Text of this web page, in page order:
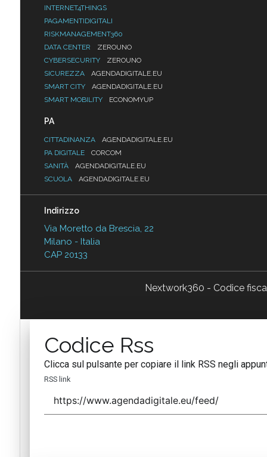
INTERNET4THINGS
PAGAMENTIDIGITALI
RISKMANAGEMENT360
DATA CENTER
ZEROUNO
CYBERSECURITY
ZEROUNO
SICUREZZA
AGENDADIGITALE.EU
SMART CITY
AGENDADIGITALE.EU
SMART MOBILITY
ECONOMYUP
PA
CITTADINANZA
AGENDADIGITALE.EU
PA DIGITALE
CORCOM
SANITÀ
AGENDADIGITALE.EU
SCUOLA
AGENDADIGITALE.EU
Indirizzo
Via Moretto da Brescia, 22
Milano - Italia
CAP 20133
Nextwork360 - Codice
Codice Rss
Clicca sul pulsante per copiare il link RSS negli
RSS link